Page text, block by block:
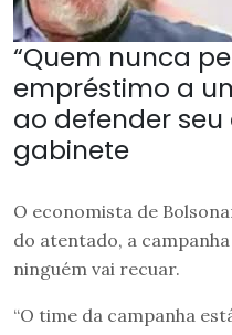
“Quem nunca
empréstimo a
ao defender
gabinete
O economista de
do atentado, a
ninguém vai recuar.
“O time da campanha